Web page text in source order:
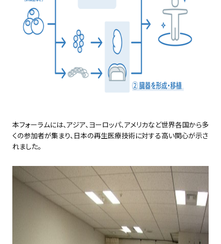
本フォーラムには、アジア、ヨーロッパ、アメリカなど世界各国から多
くの参加者が集まり、日本の再生医療技術に対する高い関心が示さ
れました。